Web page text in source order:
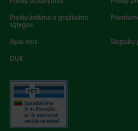
Prekių keitimo ir grąžinimo
sąlygos
Apie mus Slapukų
DUK